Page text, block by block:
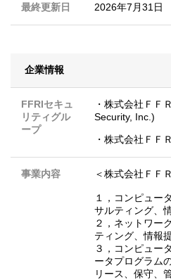
最終更新日 2026年7月31日
企業情報
FFRIセキュ
リティグル
ープ
・株式会社ＦＦ
Security, Inc.)
・株式会社ＦＦ
事業内容 ＜株式会社ＦＦ
１，コンピュー
サルティング、
２，ネットワー
ティング、情報
３，コンピュー
ータプログラム
リース、保守、